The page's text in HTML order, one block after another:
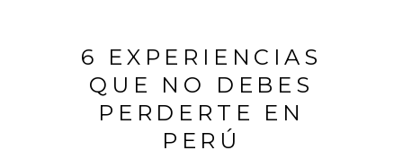
6 EXPERIENCIAS
QUE NO DEBES
PERDERTE EN
PERÚ